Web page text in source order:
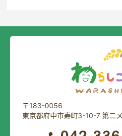
〒183-0056
東京都府中市寿町3-10-7 第二